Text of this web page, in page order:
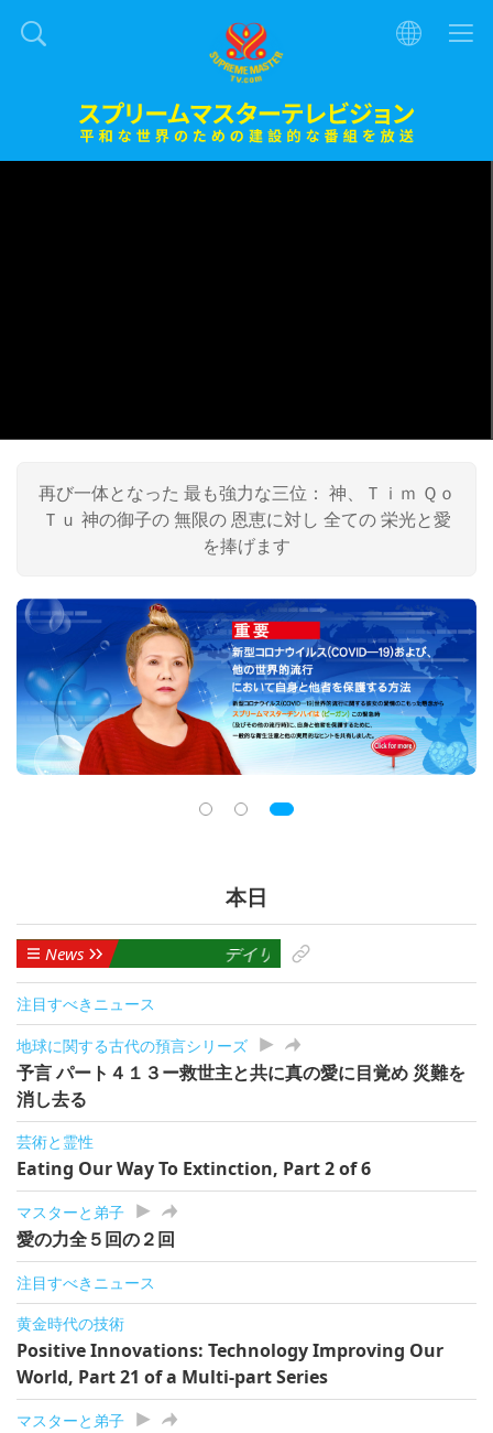
再び一体となった 最も強力な三位： 神、Ｔｉｍ Ｑｏ
Ｔｕ 神の御子の 無限の 恩恵に対し 全ての 栄光と愛
を捧げます
本日
News デイリーニュース ストリーム
注目すべきニュース
地球に関する古代の預言シリーズ
予言 パート４１３ー救世主と共に真の愛に目覚め 災難を
消し去る
芸術と霊性
Eating Our Way To Extinction, Part 2 of 6
マスターと弟子
愛の力全５回の２回
注目すべきニュース
黄金時代の技術
Positive Innovations: Technology Improving Our
World, Part 21 of a Multi-part Series
マスターと弟子